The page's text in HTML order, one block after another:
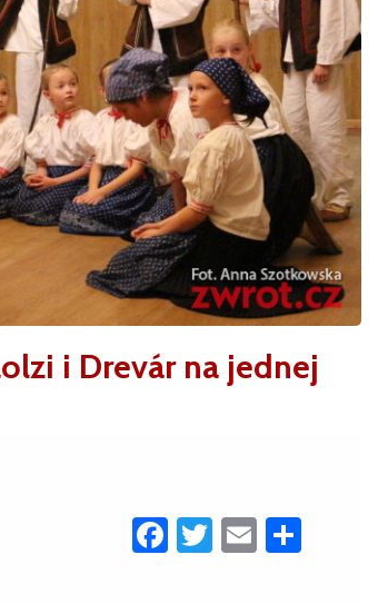
i Drevár na jednej
Facebook
Twitter
Email